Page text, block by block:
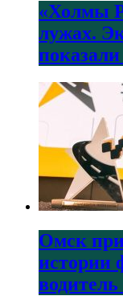
«Холмы
лужах.
Омск
истории